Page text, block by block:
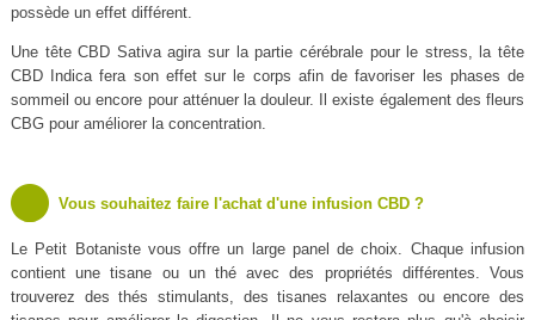
possède un effet différent.
Une tête CBD Sativa agira sur la partie cérébrale pour le stress, la tête
CBD Indica fera son effet sur le corps afin de favoriser les phases de
sommeil ou encore pour atténuer la douleur. Il existe également des fleurs
CBG pour améliorer la concentration.
Vous souhaitez faire l'achat d'une infusion CBD ?
Le Petit Botaniste vous offre un large panel de choix. Chaque infusion
contient une tisane ou un thé avec des propriétés différentes. Vous
trouverez des thés stimulants, des tisanes relaxantes ou encore des